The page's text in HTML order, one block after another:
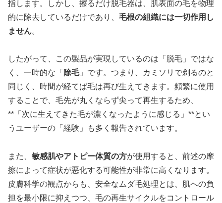
指します。しかし、擦るだけ脱毛器は、肌表面の毛を物理
的に除去しているだけであり、 毛根の組織には一切作用し
ません。
したがって、この製品が実現しているのは「脱毛」ではな
く、一時的な「 除毛」です。つまり、カミソリで剃るのと
同じく、時間が経てば毛は再び生えてきます。頻繁に使用
することで、毛先が丸くならず尖って再生するため、
**「次に生えてきた毛が濃くなったように感じる」**とい
うユーザーの「経験」も多く報告されています。
また、 敏感肌やアトピー体質の方が使用すると、前述の摩
擦によって症状が悪化する可能性が非常に高くなります。
皮膚科学の観点からも、安全なムダ毛処理とは、肌への負
担を最小限に抑えつつ、毛の再生サイクルをコントロール